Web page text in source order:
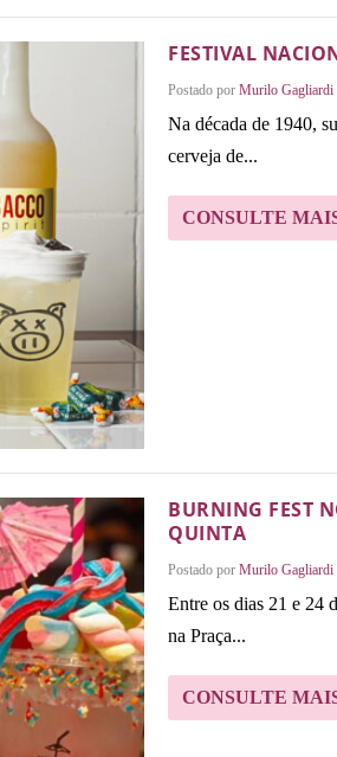
FESTIVAL
Postado por Murilo Gagliardi
Na década de 1940,
cerveja de...
CONSULTE
BURNING FEST
QUINTA
Postado por Murilo Gagliardi
Entre os dias 21 e 24
na Praça...
CONSULTE